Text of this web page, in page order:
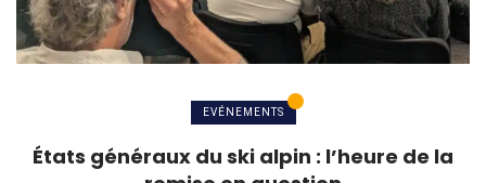
EVÉNEMENTS
États généraux du ski alpin : l’heure de la